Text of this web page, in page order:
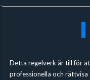
Detta regelverk är till för
professionella och